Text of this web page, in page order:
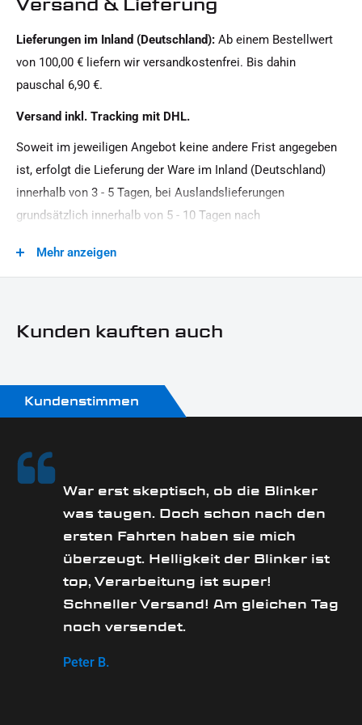
1x Befestigungsmaterial
1x Montagehinweise
Dieses Angebot kann Beispielbilder enthalten, deren Inhalt über den Lieferumfang hinausgeht.
12 V / 2, 5 W, 12 V / 3, 5 W / 0, 5 W
Aluminium
Menge:
Harley-Davidson
Pulverbeschichtet
Lieferungen im Inland (Deutschland): Ab einem Bestellwert
von 100,00 € liefern wir versandkostenfrei. Bis dahin
pauschal 6,90 €.
Versand inkl. Tracking mit DHL.
Soweit im jeweiligen Angebot keine andere Frist angegeben
ist, erfolgt die Lieferung der Ware im Inland (Deutschland)
innerhalb von 3 - 5 Tagen, bei Auslandslieferungen
grundsätzlich innerhalb von 5 - 10 Tagen nach
Zeitpunkt Ihrer Zahlungsanweisung).Beachten Sie, dass an
Mehr anzeigen
Kunden kauften auch
Kundenstimmen
War erst skeptisch, ob die Blinker
was taugen. Doch schon nach den
ersten Fahrten haben sie mich
überzeugt. Helligkeit der Blinker ist
top, Verarbeitung ist super!
Schneller Versand! Am gleichen Tag
noch versendet.
Peter B.